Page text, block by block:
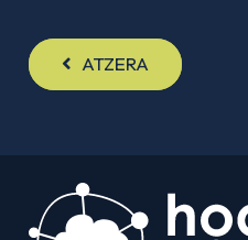
ATZERA